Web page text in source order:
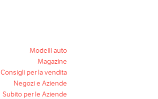
Modelli auto
Magazine
Consigli per la vendita
Negozi e Aziende
Subito per le Aziende